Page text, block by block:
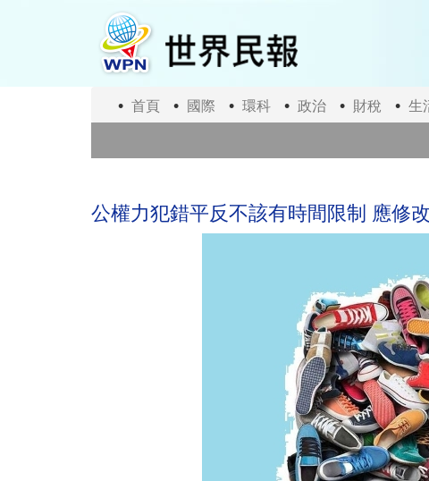
首頁 國際 環科 政治 財稅 生
公權力犯錯平反不該有時間限制 應修